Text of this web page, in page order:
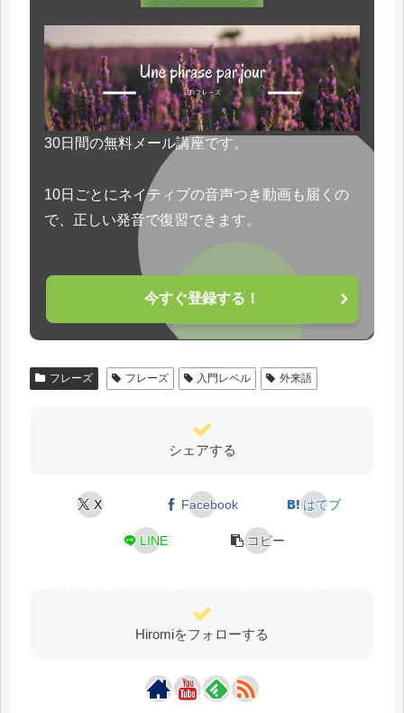
30日間の無料メール講座です。
10日ごとにネイティブの音声つき動画も届くの
で、正しい発音で復習できます。
今すぐ登録する！
フレーズ フレーズ 入門レベル 外来語
シェアする
X Facebook はてブ
LINE コピー
Hiromiをフォローする